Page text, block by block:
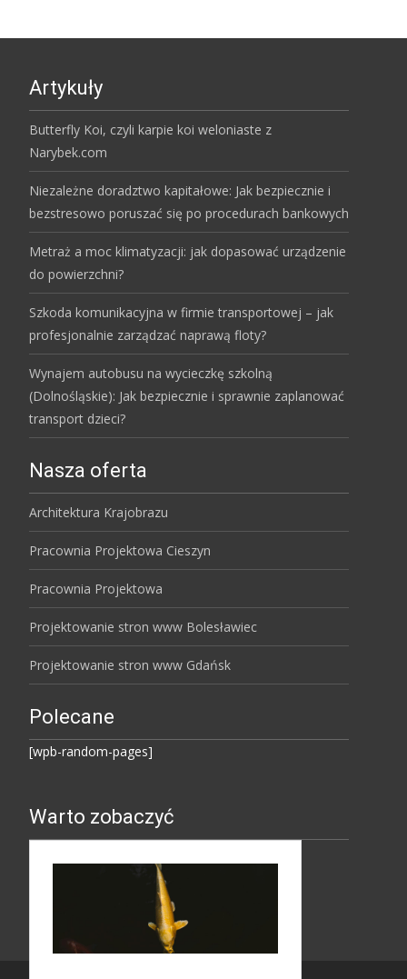
Artykuły
Butterfly Koi, czyli karpie koi weloniaste z
Narybek.com
Niezależne doradztwo kapitałowe: Jak bezpiecznie i
bezstresowo poruszać się po procedurach bankowych
Metraż a moc klimatyzacji: jak dopasować urządzenie
do powierzchni?
Szkoda komunikacyjna w firmie transportowej – jak
profesjonalnie zarządzać naprawą floty?
Wynajem autobusu na wycieczkę szkolną
(Dolnośląskie): Jak bezpiecznie i sprawnie zaplanować
transport dzieci?
Nasza oferta
Architektura Krajobrazu
Pracownia Projektowa Cieszyn
Pracownia Projektowa
Projektowanie stron www Bolesławiec
Projektowanie stron www Gdańsk
Polecane
[wpb-random-pages]
Warto zobaczyć